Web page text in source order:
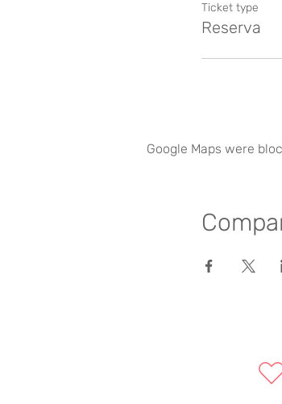
Ticket type
Reserva
Google Maps were